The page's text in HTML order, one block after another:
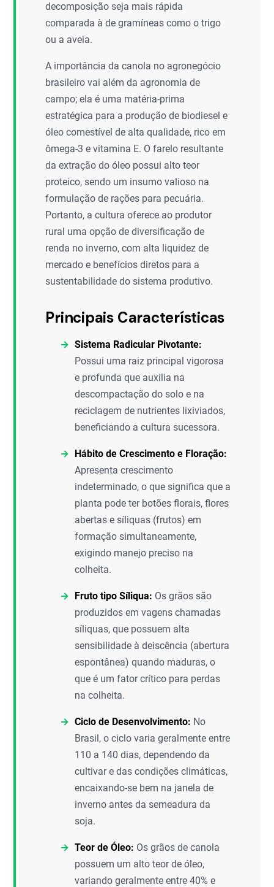
decomposição seja mais rápida
comparada à de gramíneas como o trigo
ou a aveia.
A importância da canola no agronegócio
brasileiro vai além da agronomia de
campo; ela é uma matéria-prima
estratégica para a produção de biodiesel e
óleo comestível de alta qualidade, rico em
ômega-3 e vitamina E. O farelo resultante
da extração do óleo possui alto teor
proteico, sendo um insumo valioso na
formulação de rações para pecuária.
Portanto, a cultura oferece ao produtor
rural uma opção de diversificação de
renda no inverno, com alta liquidez de
mercado e benefícios diretos para a
sustentabilidade do sistema produtivo.
Principais Características
Sistema Radicular Pivotante:
Possui uma raiz principal vigorosa
e profunda que auxilia na
descompactação do solo e na
reciclagem de nutrientes lixiviados,
beneficiando a cultura sucessora.
Hábito de Crescimento e Floração:
Apresenta crescimento
indeterminado, o que significa que a
planta pode ter botões florais, flores
abertas e síliquas (frutos) em
formação simultaneamente,
exigindo manejo preciso na
colheita.
Fruto tipo Síliqua: Os grãos são
produzidos em vagens chamadas
síliquas, que possuem alta
sensibilidade à deiscência (abertura
espontânea) quando maduras, o
que é um fator crítico para perdas
na colheita.
Ciclo de Desenvolvimento: No
Brasil, o ciclo varia geralmente entre
110 a 140 dias, dependendo da
cultivar e das condições climáticas,
encaixando-se bem na janela de
inverno antes da semeadura da
soja.
Teor de Óleo: Os grãos de canola
possuem um alto teor de óleo,
variando geralmente entre 40% e